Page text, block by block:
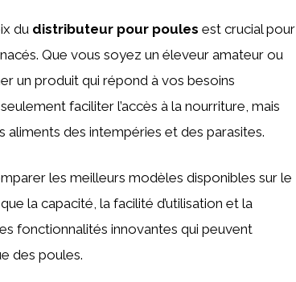
du distributeur pour poules est crucial pour
Que vous soyez un éleveur amateur ou
un produit qui répond à vos besoins
faciliter l’accès à la nourriture, mais
des intempéries et des parasites.
les meilleurs modèles disponibles sur le
la capacité, la facilité d’utilisation et la
fonctionnalités innovantes qui peuvent
des poules.